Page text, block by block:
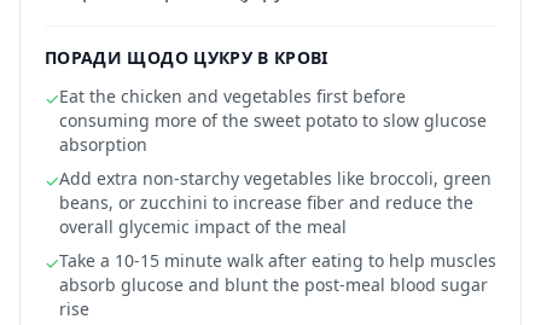
ПОРАДИ ЩОДО ЦУКРУ В КРОВІ
✓Eat the chicken and vegetables first before
consuming more of the sweet potato to slow glucose
absorption
✓Add extra non-starchy vegetables like broccoli, green
beans, or zucchini to increase fiber and reduce the
overall glycemic impact of the meal
✓Take a 10-15 minute walk after eating to help muscles
absorb glucose and blunt the post-meal blood sugar
rise